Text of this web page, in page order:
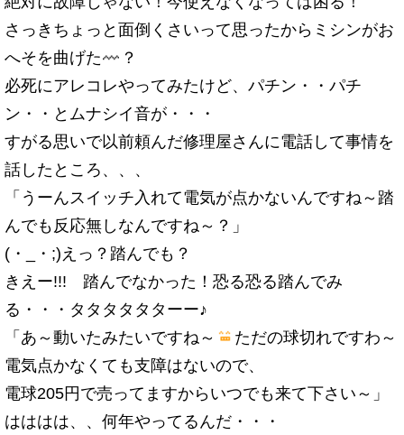
さっきちょっと面倒くさいって思ったからミシンがお
へそを曲げた
？
必死にアレコレやってみたけど、パチン・・パチ
ン・・とムナシイ音が・・・
すがる思いで以前頼んだ修理屋さんに電話して事情を
話したところ、、、
「うーんスイッチ入れて電気が点かないんですね～踏
んでも反応無しなんですね～？」
(・_・;)えっ？踏んでも？
きえー!!! 踏んでなかった！恐る恐る踏んでみ
る・・・タタタタタターー♪
「あ～動いたみたいですね～
ただの球切れですわ～
電気点かなくても支障はないので、
電球205円で売ってますからいつでも来て下さい～」
はははは、、何年やってるんだ・・・